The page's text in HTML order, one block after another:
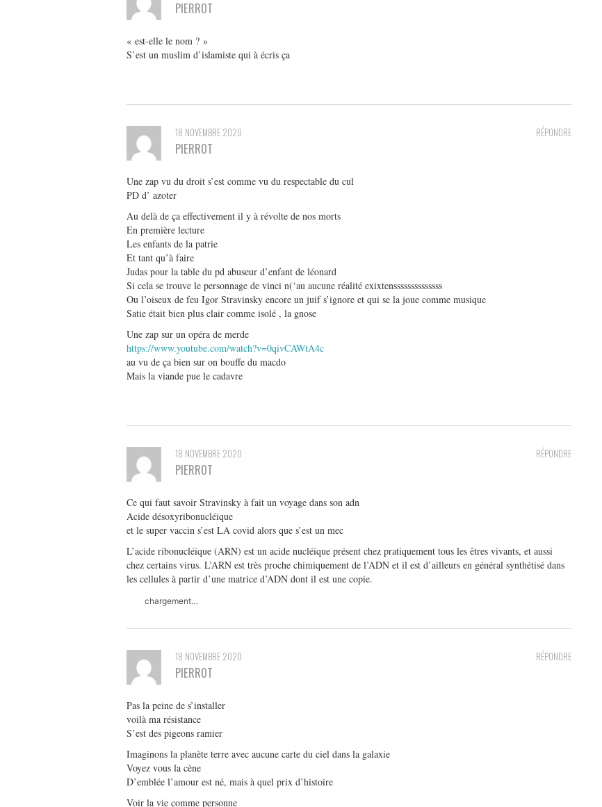
PIERROT
« est-elle le nom ? »
S’est un muslim d’islamiste qui à écris ça
RÉPONDRE
18 NOVEMBRE 2020
PIERROT
Une zap vu du droit s’est comme vu du respectable du cul
PD d’ azoter
Au delà de ça effectivement il y à révolte de nos morts
En première lecture
Les enfants de la patrie
Et tant qu’à faire
Judas pour la table du pd abuseur d’enfant de léonard
Si cela se trouve le personnage de vinci n(‘au aucune réalité exixtenssssssssssssss
Ou l’oiseux de feu Igor Stravinsky encore un juif s’ignore et qui se la joue comme musique
Satie était bien plus clair comme isolé , la gnose
Une zap sur un opéra de merde
https://www.youtube.com/watch?v=0qivCAWtA4c
au vu de ça bien sur on bouffe du macdo
Mais la viande pue le cadavre
RÉPONDRE
18 NOVEMBRE 2020
PIERROT
Ce qui faut savoir Stravinsky à fait un voyage dans son adn
Acide désoxyribonucléique
et le super vaccin s’est LA covid alors que s’est un mec
L’acide ribonucléique (ARN) est un acide nucléique présent chez pratiquement tous les êtres vivants, et aussi
chez certains virus. L’ARN est très proche chimiquement de l’ADN et il est d’ailleurs en général synthétisé dans
les cellules à partir d’une matrice d’ADN dont il est une copie.
chargement…
RÉPONDRE
18 NOVEMBRE 2020
PIERROT
Pas la peine de s’installer
voilà ma résistance
S’est des pigeons ramier
Imaginons la planète terre avec aucune carte du ciel dans la galaxie
Voyez vous la cène
D’emblée l’amour est né, mais à quel prix d’histoire
Voir la vie comme personne